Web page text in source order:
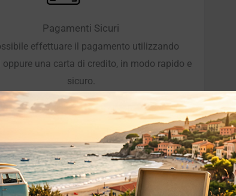
Pagamenti Sicuri
effettuare il pagamento utilizzando
oppure una carta di credito, in modo rapido e
sicuro.
interessati!